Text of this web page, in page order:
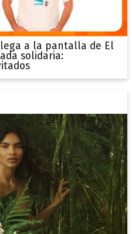
a la pantalla de El
solidaria: